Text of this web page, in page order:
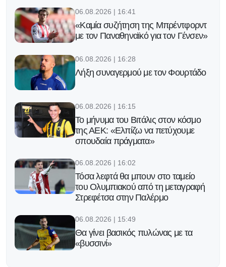
06.08.2026 | 16:41
«Καμία συζήτηση της Μπρέντφορντ
με τον Παναθηναϊκό για τον Γένσεν»
06.08.2026 | 16:28
Λήξη συναγερμού με τον Φουρτάδο
06.08.2026 | 16:15
Το μήνυμα του Βιτάλις στον κόσμο
της ΑΕΚ: «Ελπίζω να πετύχουμε
σπουδαία πράγματα»
06.08.2026 | 16:02
Τόσα λεφτά θα μπουν στο ταμείο
του Ολυμπιακού από τη μεταγραφή
Στρεφέτσα στην Παλέρμο
06.08.2026 | 15:49
Θα γίνει βασικός πυλώνας με τα
«βυσσινί»